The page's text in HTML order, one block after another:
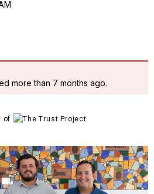
more than 7 months ago.
of